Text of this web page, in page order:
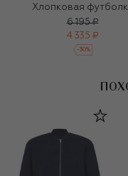
Хлопковая
6 195 ₽
4 335 ₽
-30%